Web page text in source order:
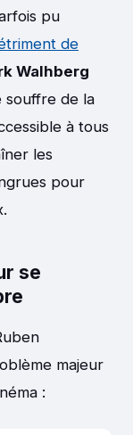
pu
de
Walhberg
souffre de la
à tous
les
pour
se
majeur
: